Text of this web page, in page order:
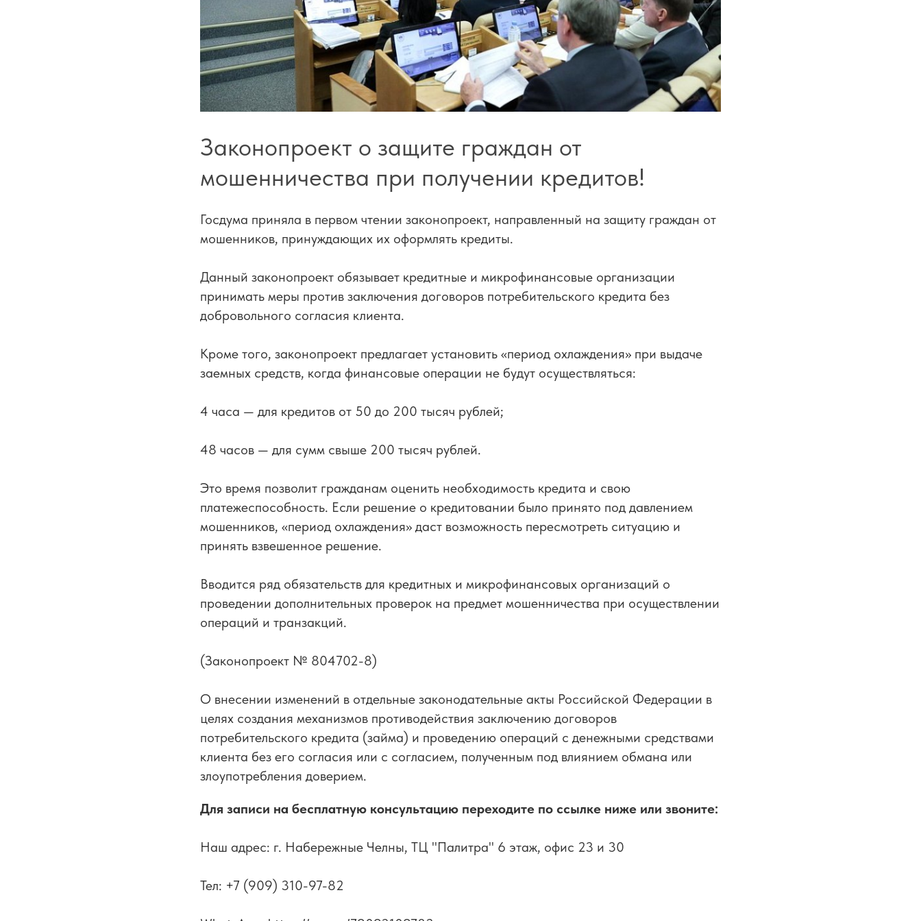
Законопроект о защите граждан от
мошенничества при получении кредитов!
Госдума приняла в первом чтении законопроект, направленный на защиту граждан от
мошенников, принуждающих их оформлять кредиты.
Данный законопроект обязывает кредитные и микрофинансовые организации
принимать меры против заключения договоров потребительского кредита без
добровольного согласия клиента.
Кроме того, законопроект предлагает установить «период охлаждения» при выдаче
заемных средств, когда финансовые операции не будут осуществляться:
4 часа — для кредитов от 50 до 200 тысяч рублей;
48 часов — для сумм свыше 200 тысяч рублей.
Это время позволит гражданам оценить необходимость кредита и свою
платежеспособность. Если решение о кредитовании было принято под давлением
мошенников, «период охлаждения» даст возможность пересмотреть ситуацию и
принять взвешенное решение.
Вводится ряд обязательств для кредитных и микрофинансовых организаций о
проведении дополнительных проверок на предмет мошенничества при осуществлении
операций и транзакций.
(Законопроект № 804702-8)
О внесении изменений в отдельные законодательные акты Российской Федерации в
целях создания механизмов противодействия заключению договоров
потребительского кредита (займа) и проведению операций с денежными средствами
клиента без его согласия или с согласием, полученным под влиянием обмана или
злоупотребления доверием.
Для записи на бесплатную консультацию переходите по ссылке ниже или звоните:
Наш адрес: г. Набережные Челны, ТЦ "Палитра" 6 этаж, офис 23 и 30
Тел: +7 (909) 310-97-82